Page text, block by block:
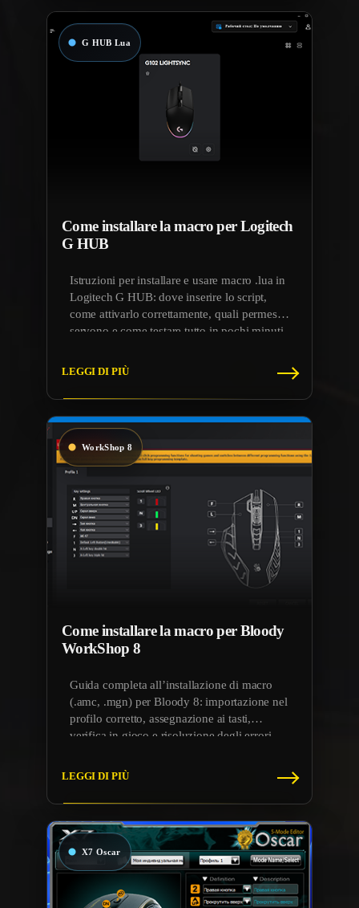
Come installare la macro per Logitech
G HUB
Istruzioni per installare e usare macro .lua in
Logitech G HUB: dove inserire lo script,
come attivarlo correttamente, quali permessi
servono e come testare tutto in pochi minuti.
LEGGI DI PIÙ
Come installare la macro per Bloody
WorkShop 8
Guida completa all’installazione di macro
(.amc, .mgn) per Bloody 8: importazione nel
profilo corretto, assegnazione ai tasti,
verifica in gioco e risoluzione degli errori
LEGGI DI PIÙ